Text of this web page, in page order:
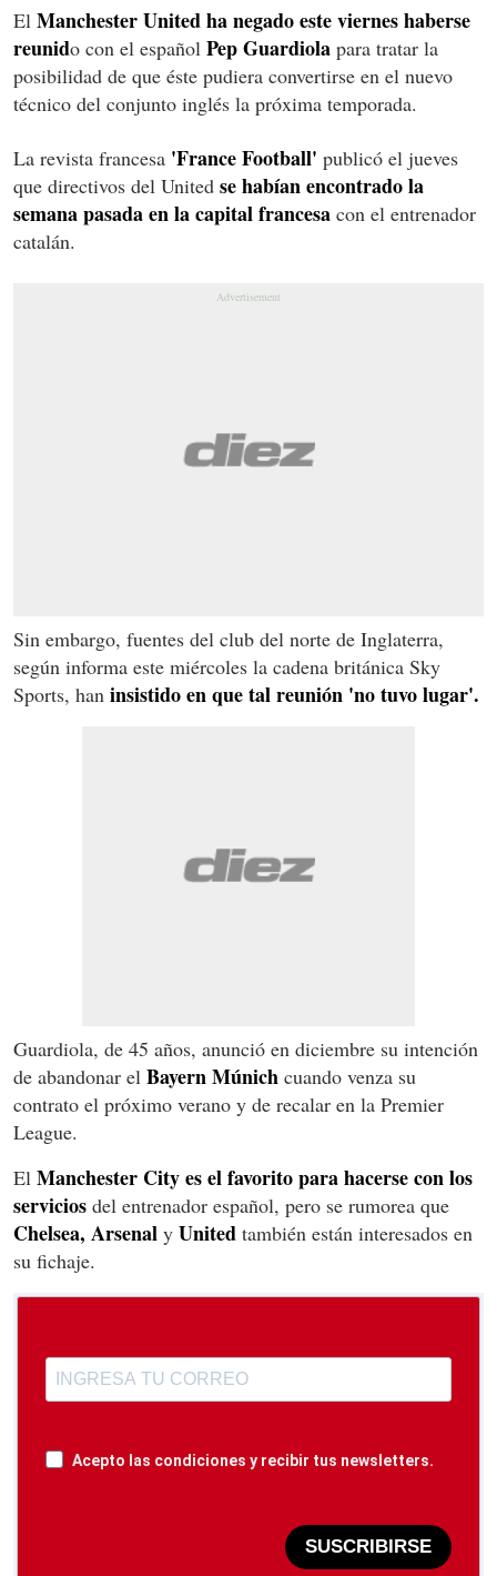
El Manchester Unitedha negado este viernes haberse
reunido con el español Pep Guardiola para tratar la
posibilidad de que éste pudiera convertirse en el nuevo
técnico del conjunto inglés la próxima temporada.
La revista francesa 'France Football' publicó el jueves
que directivos del United se habían encontrado la
semana pasada en la capital francesa con el entrenador
catalán.
Sin embargo, fuentes del club del norte de Inglaterra,
según informa este miércoles la cadena británica Sky
Sports, han insistido en que tal reunión 'no tuvo lugar'.
Guardiola, de 45 años, anunció en diciembre su intención
de abandonar el Bayern Múnich cuando venza su
contrato el próximo verano y de recalar en la Premier
League.
El Manchester City es el favorito para hacerse con los
servicios del entrenador español, pero se rumorea que
Chelsea, Arsenal y United también están interesados en
su fichaje.
Acepto las condiciones y recibir tus newsletters.
SUSCRIBIRSE